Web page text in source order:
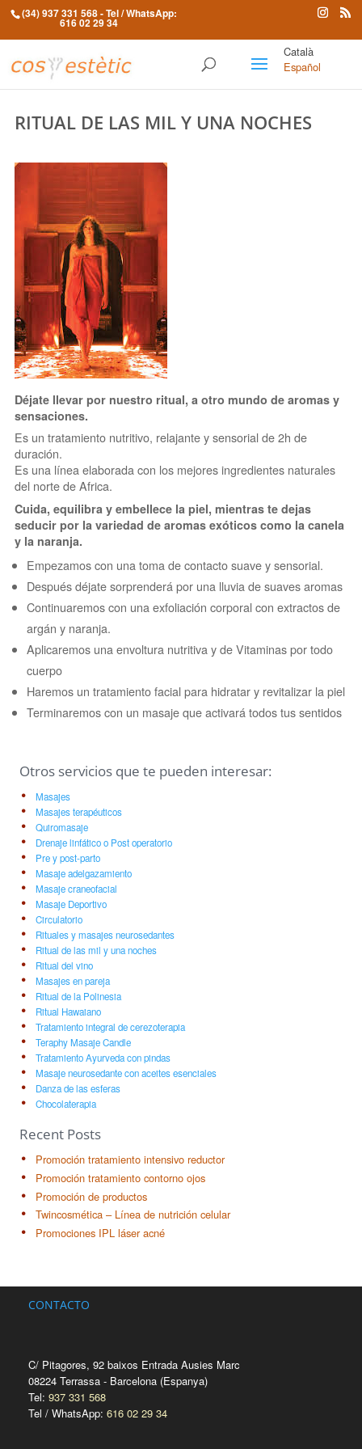
(34) 937 331 568- Tel / WhatsApp:
616 02 29 34
Català
Español
RITUAL DE LAS MIL Y UNA NOCHES
Déjate llevar por nuestro ritual, a otro mundo de aromas y
sensaciones.
Es un tratamiento nutritivo, relajante y sensorial de 2h de
duración.
Es una línea elaborada con los mejores ingredientes naturales
del norte de Africa.
Cuida, equilibra y embellece la piel, mientras te dejas
seducir por la variedad de aromas exóticos como la canela
y la naranja.
Empezamos con una toma de contacto suave y sensorial.
Después déjate sorprenderá por una lluvia de suaves aromas
Continuaremos con una exfoliación corporal con extractos de
argán y naranja.
Aplicaremos una envoltura nutritiva y de Vitaminas por todo
cuerpo
Haremos un tratamiento facial para hidratar y revitalizar la piel
Terminaremos con un masaje que activará todos tus sentidos
Otros servicios que te pueden interesar:
Masajes
Masajes terapéuticos
Quiromasaje
Drenaje linfático o Post operatorio
Pre y post-parto
Masaje adelgazamiento
Masaje craneofacial
Masaje Deportivo
Circulatorio
Rituales y masajes neurosedantes
Ritual de las mil y una noches
Ritual del vino
Masajes en pareja
Ritual de la Polinesia
Ritual Hawaiano
Tratamiento integral de cerezoterapia
Teraphy Masaje Candle
Tratamiento Ayurveda con pindas
Masaje neurosedante con aceites esenciales
Danza de las esferas
Chocolaterapia
Recent Posts
Promoción tratamiento intensivo reductor
Promoción tratamiento contorno ojos
Promoción de productos
Twincosmética – Línea de nutrición celular
Promociones IPL láser acné
CONTACTO
C/ Pitagores, 92 baixos Entrada Ausies Marc
08224 Terrassa - Barcelona (Espanya)
Tel: 937 331 568
Tel / WhatsApp: 616 02 29 34